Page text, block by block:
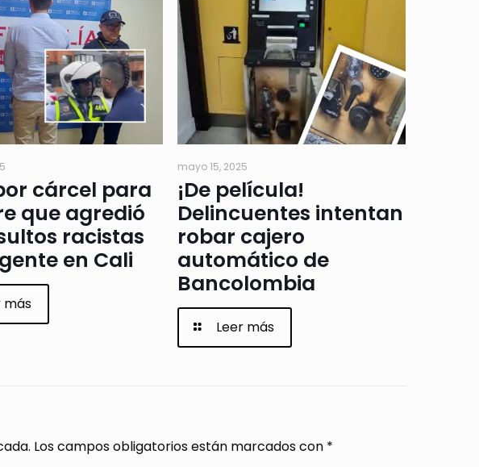
cárcel para
que agredió
racistas
en Cali
más
mayo 15, 2025
¡De película!
Delincuentes intentan
robar cajero
automático de
Bancolombia
Leer más
Los campos obligatorios están marcados con *